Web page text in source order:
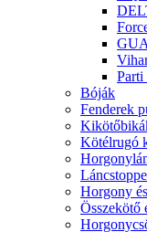
Parti
Bóják
Fenderek
Kötélrugó
Horgony
Összekötő